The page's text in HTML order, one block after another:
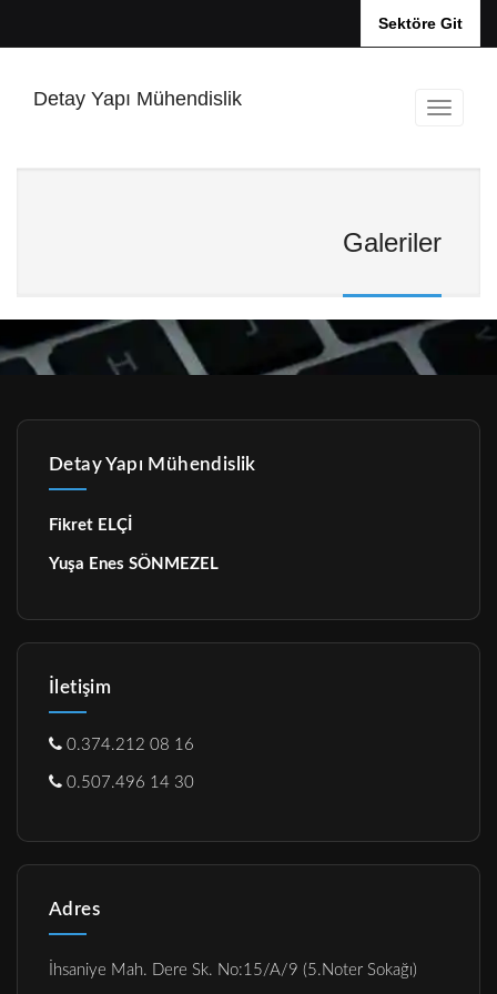
Sektöre Git
Detay Yapı Mühendislik
Galeriler
Detay Yapı Mühendislik
Fikret ELÇİ
Yuşa Enes SÖNMEZEL
İletişim
0.374.212 08 16
0.507.496 14 30
Adres
İhsaniye Mah. Dere Sk. No:15/A/9 (5.Noter Sokağı)